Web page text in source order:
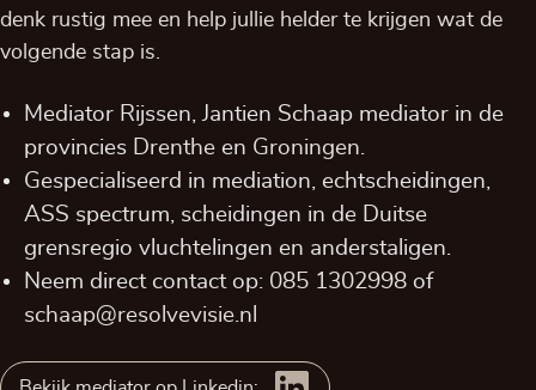
denk rustig mee en help jullie helder te krijgen wat de
volgende stap is.
Mediator Rijssen, Jantien Schaap mediator in de
provincies
Drenthe en Groningen
Gespecialiseerd in mediation, echtscheidingen,
ASS spectrum, scheidingen in de Duitse
grensregio vluchtelingen en anderstaligen.
Neem direct contact op: 085 1302998 of
schaap@resolvevisie.nl